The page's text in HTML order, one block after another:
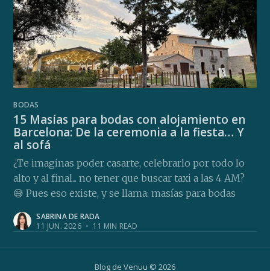
BODAS
15 Masías para bodas con alojamiento en
Barcelona: De la ceremonia a la fiesta… Y
al sofá
¿Te imaginas poder casarte, celebrarlo por todo lo
alto y al final... no tener que buscar taxi a las 4 AM?
😅 Pues eso existe, y se llama: masías para bodas
SABRINA DE RADA
11 JUN. 2026 • 11 MIN READ
Blog de Venuu © 2026